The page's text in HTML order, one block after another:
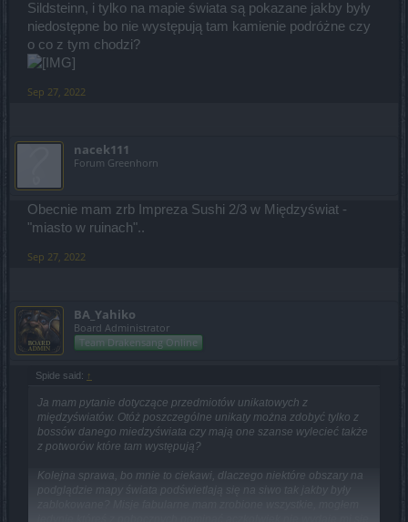
Sildsteinn, i tylko na mapie świata są pokazane jakby były
niedostępne bo nie występują tam kamienie podróżne czy
o co z tym chodzi?
Sep 27, 2022
nacek111
Forum Greenhorn
Obecnie mam zrb Impreza Sushi 2/3 w Międzyświat -
"miasto w ruinach"..
Sep 27, 2022
BA_Yahiko
Board Administrator
Team Drakensang Online
Spide said: ↑
Ja mam pytanie dotyczące przedmiotów unikatowych z
międzyświatów. Otóż poszczególne unikaty można zdobyć tylko z
bossów danego miedzyświata czy mają one szanse wylecieć także
z potworów które tam występują?
Kolejna sprawa, bo mnie to ciekawi, dlaczego niektóre obszary na
podglądzie mapy świata podświetlają się na siwo tak jakby były